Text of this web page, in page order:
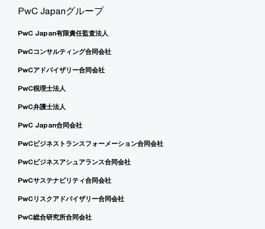
PwC Japanグループ
PwC Japan有限責任監査法人
PwCコンサルティング合同会社
PwCアドバイザリー合同会社
PwC税理士法人
PwC弁護士法人
PwC Japan合同会社
PwCビジネストランスフォーメーション合同会社
PwCビジネスアシュアランス合同会社
PwCサステナビリティ合同会社
PwCリスクアドバイザリー合同会社
PwC総合研究所合同会社